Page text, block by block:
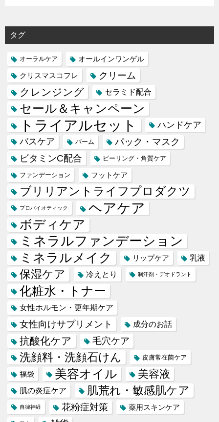
タグ
オーラルケア
オールインワンゲル
クリスマスコフレ
クリーム
クレンジング セラミド配合
セール＆キャンペーン
トライアルセット
ハンドケア
バスケア
バーム
パック・マスク
ビタミンC配合
ピーリング・角質ケア
ファンデーション フットケア
ブリリアントライフプロダクツ
プロバイオティック ヘアケア
ボディケア
ミネラルファンデーション
ミネラルメイク リップケア 乳液
保湿ケア 冷えとり 制汗剤・デオドラント
化粧水・トナー
女性ホルモン・更年期ケア
女性向けサプリメント 成分のお話
抗酸化ケア 毛穴ケア
洗顔料・洗顔石けん 皮膚常在菌ケア
福袋 美容オイル 美容液
肌の炎症ケア 肌荒れ・敏感肌ケア
自律神経 花粉症対策 薬用スキンケア